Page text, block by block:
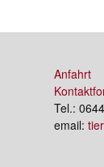
Anfahrt
Tel.:
email: